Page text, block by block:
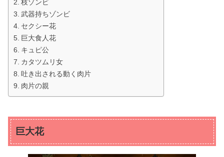
枝ゾンビ
武器持ちゾンビ
セクシー花
巨大食人花
キュピ公
カタツムリ女
吐き出される動く肉片
肉片の親
巨大花